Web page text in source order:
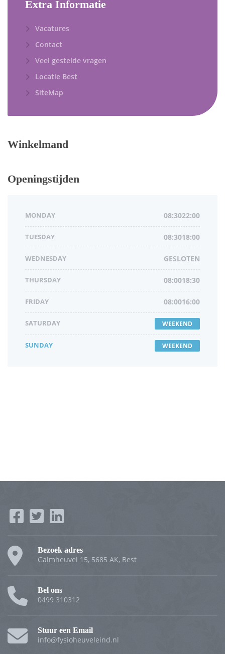
Extra Informatie
Vacatures
Contact
Veel gestelde vragen
Locatie Best
SiteMap
Winkelmand
Openingstijden
MONDAY 08:3022:00
TUESDAY 08:3018:00
WEDNESDAY GESLOTEN
THURSDAY 08:0018:30
FRIDAY 08:0016:00
SATURDAY WEEKEND
SUNDAY WEEKEND
Bezoek adres
Galmheuvel 15, 5685 AK, Best
Bel ons
0499 310312
Stuur een Email
info@fysioheuveleind.nl